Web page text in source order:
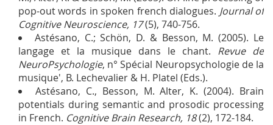
pop-out words in spoken french dialogues. Journal of
Cognitive Neuroscience, 17(5), 740-756.
Astésano, C.; Schön, D. & Besson, M. (2005). Le
langage et la musique dans le chant. Revue de
NeuroPsychologie, n° Spécial Neuropsychologie de la
musique', B. Lechevalier & H. Platel (Eds.).
Astésano, C., Besson, M. Alter, K. (2004). Brain
potentials during semantic and prosodic processing
in French. Cognitive Brain Research, 18(2), 172-184.